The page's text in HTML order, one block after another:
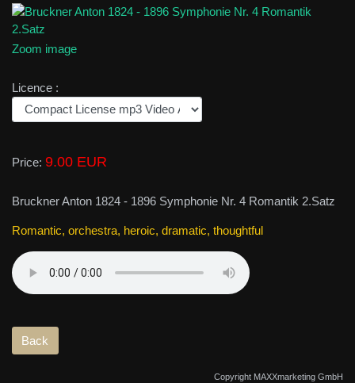
Zoom image
Licence :
Price: 9.00 EUR
Bruckner Anton 1824 - 1896 Symphonie Nr. 4 Romantik 2.Satz
Romantic, orchestra, heroic, dramatic, thoughtful
Copyright MAXXmarketing GmbH